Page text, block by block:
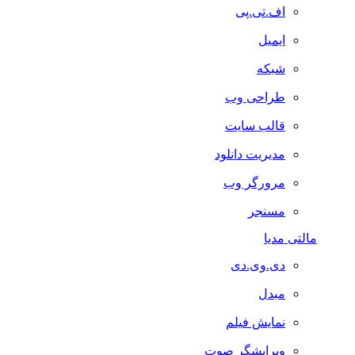
اف.تی.پی
طراحی وب
قالب سایت
مدیریت دانلود
مرورگر وب
مدیا
دی.وی.دی
نمایش فیلم
ویرایشگر صوت